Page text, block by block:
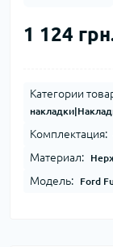
1 124
Категории
Комплектация:
Материал:
Модель: Ford